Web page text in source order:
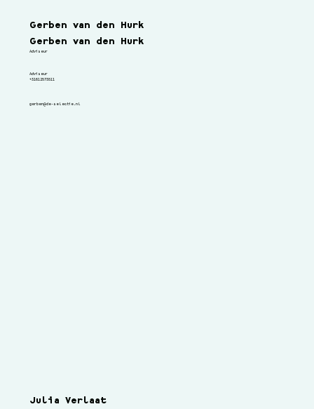
Gerben van den Hurk
Adviseur
Adviseur
Gerben van den Hurk
gerben@de-selectie.nl
+31612573511
Julia Verlaat